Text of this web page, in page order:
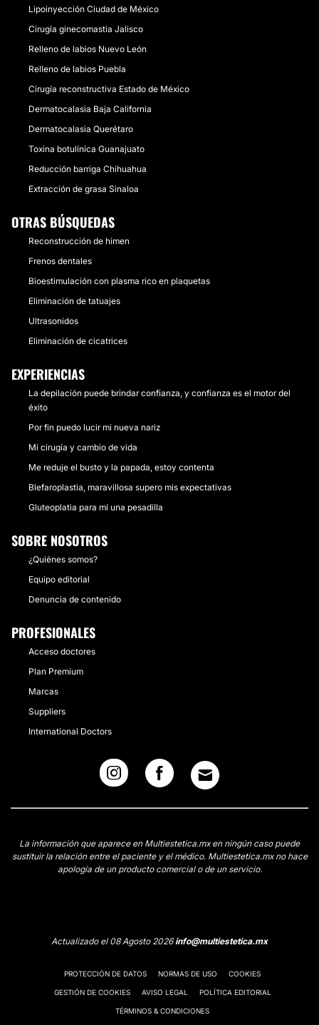
Lipoinyección Ciudad de México
Cirugía ginecomastia Jalisco
Relleno de labios Nuevo León
Relleno de labios Puebla
Cirugía reconstructiva Estado de México
Dermatocalasia Baja California
Dermatocalasia Querétaro
Toxina botulínica Guanajuato
Reducción barriga Chihuahua
Extracción de grasa Sinaloa
OTRAS BÚSQUEDAS
Reconstrucción de himen
Frenos dentales
Bioestimulación con plasma rico en plaquetas
Eliminación de tatuajes
Ultrasonidos
Eliminación de cicatrices
EXPERIENCIAS
La depilación puede brindar confianza, y confianza es el motor del
éxito
Por fin puedo lucir mi nueva nariz
Mi cirugía y cambio de vida
Me reduje el busto y la papada, estoy contenta
Blefaroplastia, maravillosa supero mis expectativas
Gluteoplatia para mí una pesadilla
SOBRE NOSOTROS
¿Quiénes somos?
Equipo editorial
Denuncia de contenido
PROFESIONALES
Acceso doctores
Plan Premium
Marcas
Suppliers
International Doctors
La información que aparece en Multiestetica.mx en ningún caso puede
sustituir la relación entre el paciente y el médico. Multiestetica.mx no hace
apología de un producto comercial o de un servicio.
Actualizado el 08 Agosto 2026info@multiestetica.mx
PROTECCIÓN DE DATOS NORMAS DE USO COOKIES
GESTIÓN DE COOKIES AVISO LEGAL POLÍTICA EDITORIAL
TÉRMINOS & CONDICIONES